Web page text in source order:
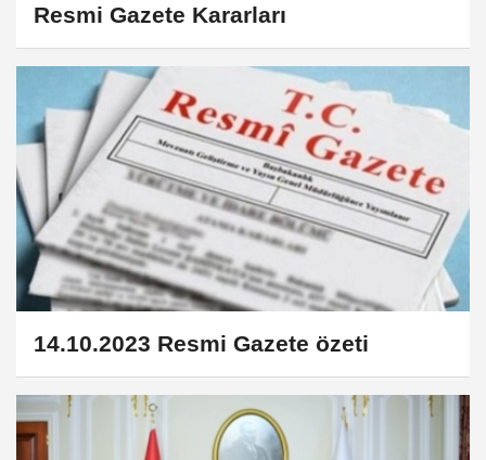
Resmi Gazete Kararları
14.10.2023 Resmi Gazete özeti